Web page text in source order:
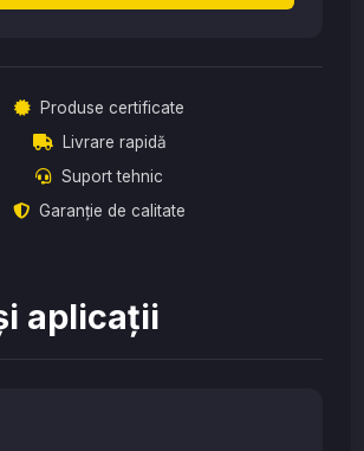
Produse certificate
Livrare rapidă
Suport tehnic
Garanție de calitate
aplicații